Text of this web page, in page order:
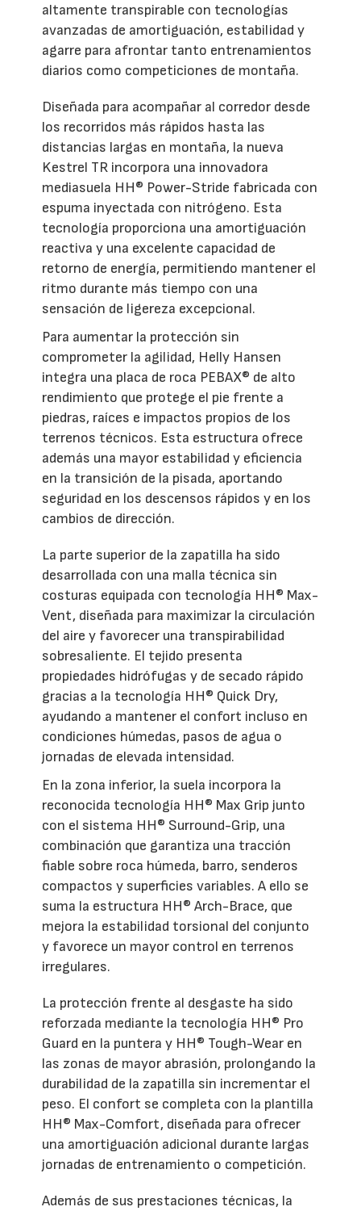
altamente transpirable con tecnologías
avanzadas de amortiguación, estabilidad y
agarre para afrontar tanto entrenamientos
diarios como competiciones de montaña.
Diseñada para acompañar al corredor desde
los recorridos más rápidos hasta las
distancias largas en montaña, la nueva
Kestrel TR incorpora una innovadora
mediasuela HH® Power-Stride fabricada con
espuma inyectada con nitrógeno. Esta
tecnología proporciona una amortiguación
reactiva y una excelente capacidad de
retorno de energía, permitiendo mantener el
ritmo durante más tiempo con una
sensación de ligereza excepcional.
Para aumentar la protección sin
comprometer la agilidad, Helly Hansen
integra una placa de roca PEBAX® de alto
rendimiento que protege el pie frente a
piedras, raíces e impactos propios de los
terrenos técnicos. Esta estructura ofrece
además una mayor estabilidad y eficiencia
en la transición de la pisada, aportando
seguridad en los descensos rápidos y en los
cambios de dirección.
La parte superior de la zapatilla ha sido
desarrollada con una malla técnica sin
costuras equipada con tecnología HH® Max-
Vent, diseñada para maximizar la circulación
del aire y favorecer una transpirabilidad
sobresaliente. El tejido presenta
propiedades hidrófugas y de secado rápido
gracias a la tecnología HH® Quick Dry,
ayudando a mantener el confort incluso en
condiciones húmedas, pasos de agua o
jornadas de elevada intensidad.
En la zona inferior, la suela incorpora la
reconocida tecnología HH® Max Grip junto
con el sistema HH® Surround-Grip, una
combinación que garantiza una tracción
fiable sobre roca húmeda, barro, senderos
compactos y superficies variables. A ello se
suma la estructura HH® Arch-Brace, que
mejora la estabilidad torsional del conjunto
y favorece un mayor control en terrenos
irregulares.
La protección frente al desgaste ha sido
reforzada mediante la tecnología HH® Pro
Guard en la puntera y HH® Tough-Wear en
las zonas de mayor abrasión, prolongando la
durabilidad de la zapatilla sin incrementar el
peso. El confort se completa con la plantilla
HH® Max-Comfort, diseñada para ofrecer
una amortiguación adicional durante largas
jornadas de entrenamiento o competición.
Además de sus prestaciones técnicas, la